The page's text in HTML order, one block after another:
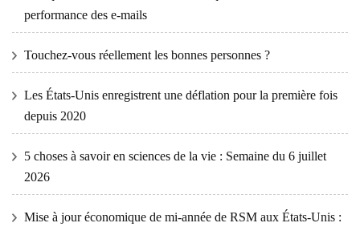
performance des e-mails
Touchez-vous réellement les bonnes personnes ?
Les États-Unis enregistrent une déflation pour la première fois
depuis 2020
5 choses à savoir en sciences de la vie : Semaine du 6 juillet
2026
Mise à jour économique de mi-année de RSM aux États-Unis :